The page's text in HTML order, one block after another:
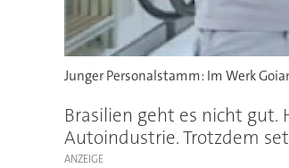
Junger Personalstamm: Im Werk
Brasilien geht es nicht gut.
Autoindustrie. Trotzdem
ANZEIGE